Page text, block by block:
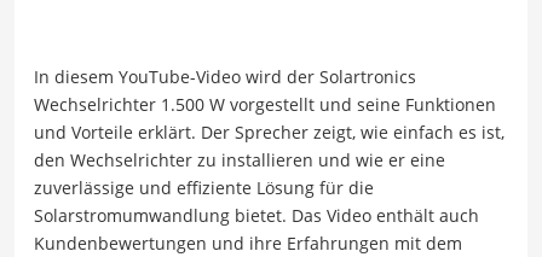
In diesem YouTube-Video wird der Solartronics
Wechselrichter 1.500 W vorgestellt und seine Funktionen
und Vorteile erklärt. Der Sprecher zeigt, wie einfach es ist,
den Wechselrichter zu installieren und wie er eine
zuverlässige und effiziente Lösung für die
Solarstromumwandlung bietet. Das Video enthält auch
Kundenbewertungen und ihre Erfahrungen mit dem